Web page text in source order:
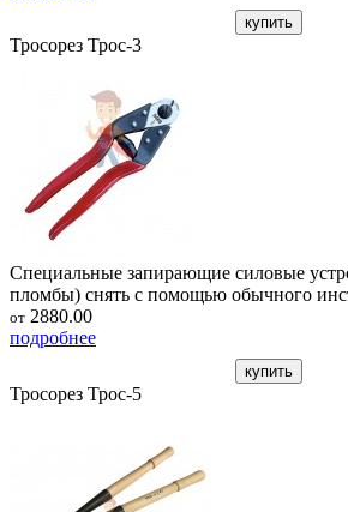
купить
Тросорез Трос-3
Специальные запирающие силовые
пломбы) снять с помощью обычного
от 2880.00
подробнее
купить
Тросорез Трос-5